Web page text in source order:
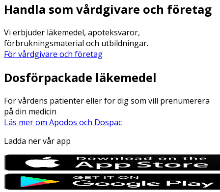
Handla som vårdgivare och företag
Vi erbjuder läkemedel, apoteksvaror,
förbrukningsmaterial och utbildningar.
För vårdgivare och företag
Dosförpackade läkemedel
För vårdens patienter eller för dig som vill prenumerera
på din medicin
Läs mer om Apodos och Dospac
Ladda ner vår app